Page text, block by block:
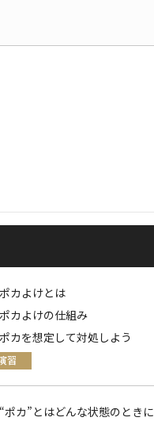
カよけとは
カよけの仕組み
カを想定して対処しよう
習
ポカ”とはどんな状態のとき